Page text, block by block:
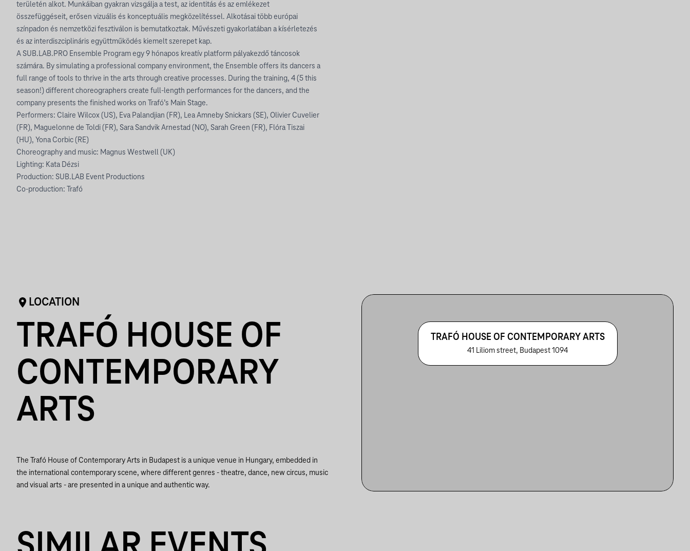
területén alkot. Munkáiban gyakran vizsgálja a test, az identitás és az emlékezet
összefüggéseit, erősen vizuális és konceptuális megközelítéssel. Alkotásai több európai
színpadon és nemzetközi fesztiválon is bemutatkoztak. Művészeti gyakorlatában a kísérletezés
és az interdiszciplináris együttműködés kiemelt szerepet kap.
A SUB.LAB.PRO Ensemble Program egy 9 hónapos kreatív platform pályakezdő táncosok
számára. By simulating a professional company environment, the Ensemble offers its dancers a
full range of tools to thrive in the arts through creative processes. During the training, 4 (5 this
season!) different choreographers create full-length performances for the dancers, and the
company presents the finished works on Trafó’s Main Stage.
Performers: Claire Wilcox (US), Eva Palandjian (FR), Lea Amneby Snickars (SE), Olivier Cuvelier
(FR), Maguelonne de Toldi (FR), Sara Sandvik Arnestad (NO), Sarah Green (FR), Flóra Tiszai
(HU), Yona Corbic (RE)
Choreography and music: Magnus Westwell (UK)
Lighting: Kata Dézsi
Production: SUB.LAB Event Productions
Co-production: Trafó
LOCATION
TRAFÓ HOUSE OF
CONTEMPORARY
ARTS
The Trafó House of Contemporary Arts in Budapest is a unique venue in Hungary, embedded in
the international contemporary scene, where different genres - theatre, dance, new circus, music
and visual arts - are presented in a unique and authentic way.
TRAFÓ HOUSE OF CONTEMPORARY ARTS
41 Liliom street, Budapest 1094